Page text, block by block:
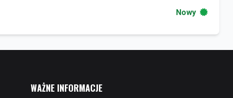
Nowy
WAŻNE INFORMACJE